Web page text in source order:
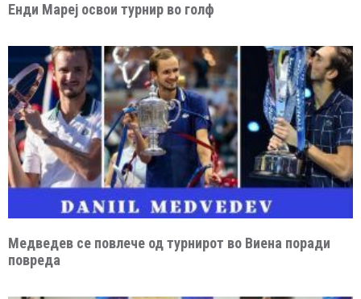
Енди Мареј освои турнир во голф
Медведев се повлече од турнирот во Виена поради
повреда